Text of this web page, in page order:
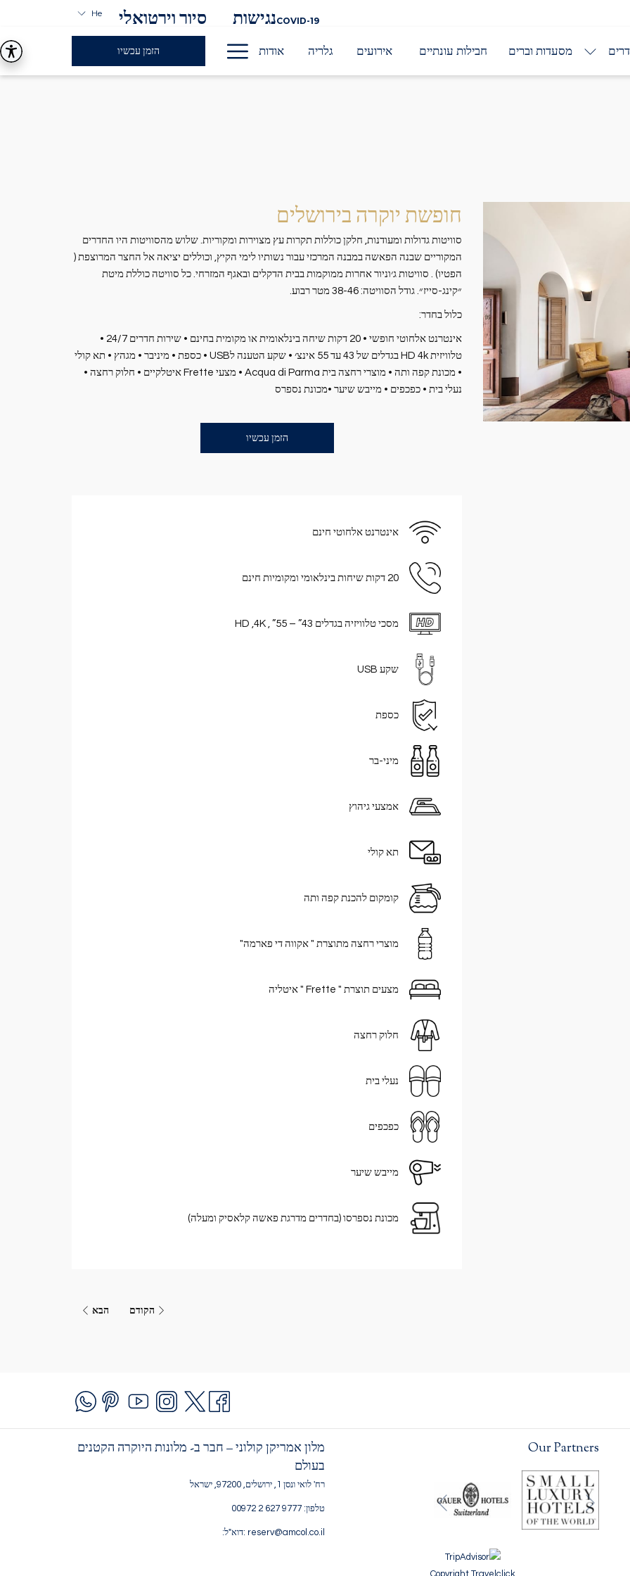
COVID-19נגישות סיור וירטואלי He
מסעדות וברים חבילות עונתיים אירועים גלריה אודות Hamburger
Menu
הזמן עכשיו
חופשת יוקרה בירושלים
סוויטות גדולות ומעודנות, חלקן כוללות תקרות עץ מצוירות ומקוריות. שלוש מהסוויטות היו החדרים
המקוריים שבנה הפאשה במבנה המרכזי עבור נשותיו לימי הקיץ, וכוללים יציאה אל החצר המרוצפת (
הפטיו) . סוויטות ג׳וניור אחרות ממוקמות בבית הדקלים ובאגף המזרחי. כל סוויטה כוללת מיטת
״קינג-סייז״. גודל הסוויטה: 38-46 מטר רבוע.
כלול בחדר:
אינטרנט אלחוטי חופשי • 20 דקות שיחה בינלאומית או מקומית בחינם • שירות חדרים 24/7 •
טלוויזית HD 4k בגדלים של 43 עד 55 אינצ׳ • שקע הטענה לUSB • כספת • מיניבר • מגהץ • תא קולי
• מכונת קפה ותה • מוצרי רחצה בית Acqua di Parma • מצעי Frette איטלקיים • חלוק רחצה •
נעלי בית • כפכפים • מייבש שיער •מכונת נספרס
הזמן עכשיו
אינטרנט אלחוטי חינם
20 דקות שיחות בינלאומי ומקומיות חינם
מסכי טלוויזיה בגדלים 43” – 55” , HD ,4K
שקע USB
כספת
מיני-בר
אמצעי גיהוץ
תא קולי
קומקום להכנת קפה ותה
מוצרי רחצה מתוצרת " אקווה די פארמה"
מצעים תוצרת " Frette " איטליה
חלוק רחצה
נעלי בית
כפכפים
מייבש שיער
מכונת נספרסו (בחדרים מדרגת פאשה קלאסיק ומעלה)
הקודם הבא
מלון אמריקן קולוני – חבר ב- מלונות היוקרה הקטנים
בעולם
רח' לואי ונסן 1, ירושלים, 97200, ישראל
טלפון: 9777 627 2 00972
reserv@amcol.co.il :דוא"ל:
Our Partners
הקודם
הבא
Copyright Travelclick